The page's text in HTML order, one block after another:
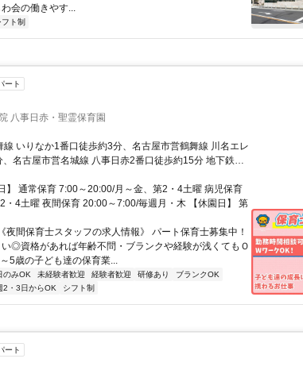
会の働きやす...
フト制
ート
八事日赤・聖霊保育園
線 いりなか1番口徒歩約3分、名古屋市営鶴舞線 川名エレ
名古屋市営名城線 八事日赤2番口徒歩約15分 地下鉄名
好立地◎ 駅チカで公共交通機関での通勤が便利なた
区からも通いやすい環境です。
】 通常保育 7:00～20:00/月～金、第2・4土曜 病児保育
・4土曜 夜間保育 20:00～7:00/毎週月・木 【休園日】 第
夜間保育士スタッフの求人情報》 パート保育士募集中！
◎資格があれば年齢不問・ブランクや経験が浅くてもＯ
5歳の子ども達の保育業...
のみOK 未経験者歓迎 経験者歓迎 研修あり
ブランクOK
2・3日からOK シフト制
ート